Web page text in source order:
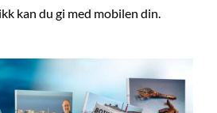
kan du gi med mobilen din.